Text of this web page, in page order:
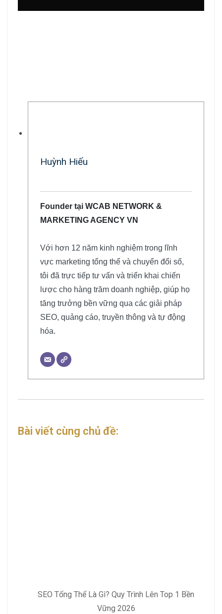
Huỳnh Hiếu
Founder tại WCAB NETWORK &
MARKETING AGENCY VN
Với hơn 12 năm kinh nghiệm trong lĩnh
vực marketing tổng thể và chuyển đổi số,
tôi đã trực tiếp tư vấn và triển khai chiến
lược cho hàng trăm doanh nghiệp, giúp họ
tăng trưởng bền vững qua các giải pháp
SEO, quảng cáo, truyền thông và tự động
hóa.
Bài viết cùng chủ đề:
SEO Tổng Thể Là Gì? Quy Trình Lên Top 1 Bền
Vững 2026